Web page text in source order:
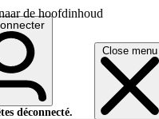
de hoofdinhoud
Close menu
déconnecté.